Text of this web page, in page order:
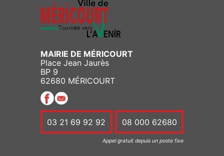
MAIRIE DE MÉRICOURT
Place Jean Jaurès
BP 9
62680 MÉRICOURT
03 21 69 92 92 08 000 62680
Appel gratuit depuis un poste fixe